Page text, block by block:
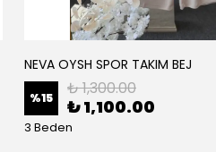
NEVA OYSH SPOR TAKIM BEJ
%15 ₺ 1,300.00
₺ 1,100.00
3 Beden